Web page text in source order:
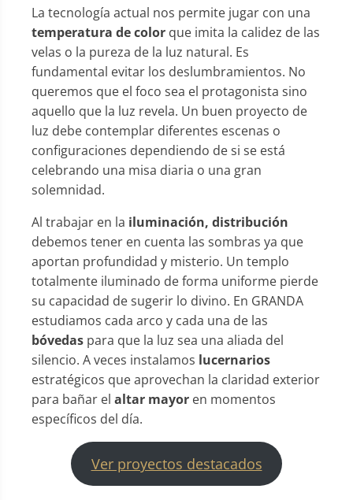
La tecnología actual nos permite jugar con una
temperatura de color que imita la calidez de las
velas o la pureza de la luz natural. Es
fundamental evitar los deslumbramientos. No
queremos que el foco sea el protagonista sino
aquello que la luz revela. Un buen proyecto de
luz debe contemplar diferentes escenas o
configuraciones dependiendo de si se está
celebrando una misa diaria o una gran
solemnidad.
Al trabajar en la iluminación, distribución
debemos tener en cuenta las sombras ya que
aportan profundidad y misterio. Un templo
totalmente iluminado de forma uniforme pierde
su capacidad de sugerir lo divino. En GRANDA
estudiamos cada arco y cada una de las
bóvedas para que la luz sea una aliada del
silencio. A veces instalamos lucernarios
estratégicos que aprovechan la claridad exterior
para bañar el altar mayor en momentos
específicos del día.
Ver proyectos destacados